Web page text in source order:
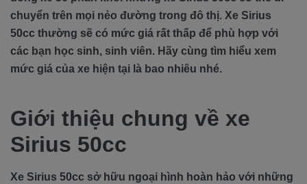
chuyển trên mọi nẻo đường trong đô thị. Xe Sirius
50cc thường sẽ có mức giá rất thấp để phù hợp với
các bạn học sinh, sinh viên. Hãy cùng tìm hiểu xem
mức giá của xe hiện tại là bao nhiêu nhé.
Giới thiệu chung về xe
Sirius 50cc
Xe Sirius 50cc sở hữu ngoại hình hoàn hảo với những